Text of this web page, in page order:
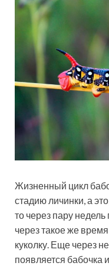
Жизненный цикл
стадию личинки, а
то через пару
через такое же
куколку. Еще через
появляется бабочка